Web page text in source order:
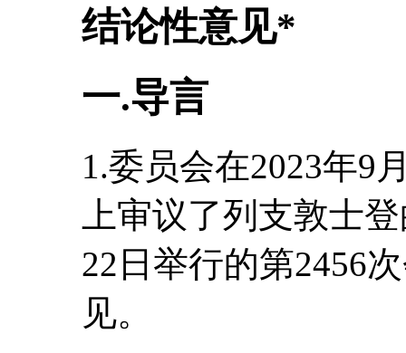
结论性意见*
一.导言
1.委员会在2023年9
上审议了列支敦士
22日举行的第2456
见。